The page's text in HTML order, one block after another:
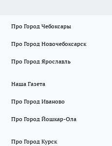
Про Город Чебоксары
Про Город Новочебоксарск
Про Город Ярославль
Наша Газета
Про Город Иваново
Про Город Йошкар-Ола
Про Город Курск